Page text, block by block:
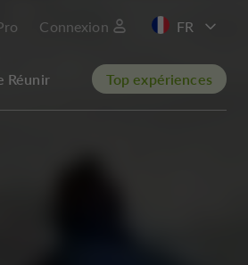
Connexion
EN
Réunir Top expériences